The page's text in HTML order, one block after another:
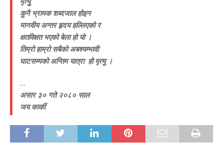
कुनै भ्रामक शब्दजाल होइन
मानवीय अन्तर हृदय हल्लिएको र
क्षतविक्षत भएको बेला हो यो ।
तिम्रो हाम्रो सबैको अबश्यम्भावी
घाटसम्मको अन्तिम यात्रा हो मृत्यु ।
…
असार ३० गते २०८० साल
जय कार्की